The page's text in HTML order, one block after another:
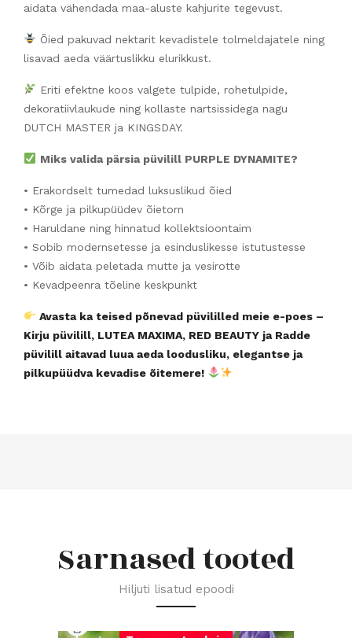
aidata vähendada maa-aluste kahjurite tegevust.
Õied pakuvad nektarit kevadistele tolmeldajatele ning
lisavad aeda väärtuslikku elurikkust.
Eriti efektne koos valgete tulpide, rohetulpide,
dekoratiivlaukude ning kollaste nartsissidega nagu
DUTCH MASTER ja KINGSDAY.
Miks valida pärsia püvilill PURPLE DYNAMITE?
• Erakordselt tumedad luksuslikud õied
• Kõrge ja pilkupüüdev õietorn
• Haruldane ning hinnatud kollektsioontaim
• Sobib modernsetesse ja esinduslikesse istutustesse
• Võib aidata peletada mutte ja vesirotte
• Kevadpeenra tõeline keskpunkt
Avasta ka teised põnevad püvililled meie e-poes –
Kirju püvilill, LUTEA MAXIMA, RED BEAUTY ja Radde
püvilill aitavad luua aeda loodusliku, elegantse ja
pilkupüüdva kevadise õitemere!
Sarnased tooted
Hiljuti lisatud epoodi